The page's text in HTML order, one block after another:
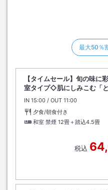
最大50％
【タイムセール】旬の味に
室タイプ◇肌にしみこむ「と
IN チェックイン
15:00 / OUT チェックアウト
11:00
夕食/朝食付き
和室 禁煙 12畳＋踏込4.5畳
税込